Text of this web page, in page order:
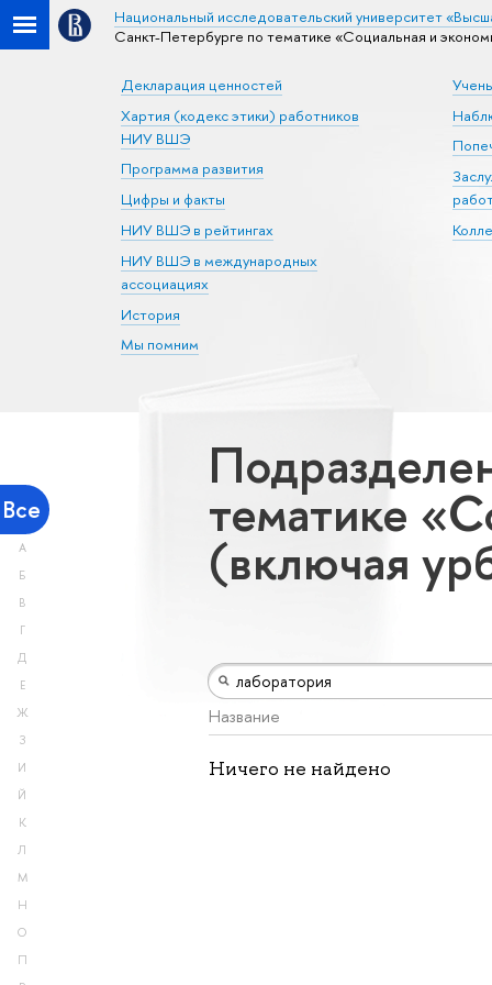
Национальный исследовательский университет
Санкт-Петербурге по тематике «Социальная и
Декларация ценностей
Хартия (кодекс этики) работников
НИУ ВШЭ
Программа развития
Цифры и факты
НИУ ВШЭ в рейтингах
НИУ ВШЭ в международных
ассоциациях
История
Мы помним
Все
А
Б
В
Г
Д
Е
Ж
З
И
Й
К
Л
М
Н
О
П
тематике
(включая
Название
Ничего не найдено